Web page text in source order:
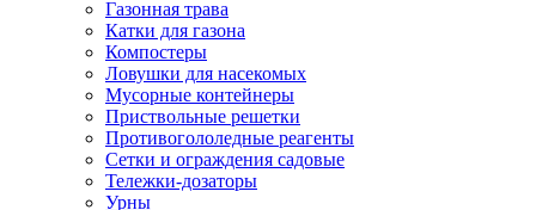
Газонная трава
Катки для газона
Компостеры
Ловушки для насекомых
Мусорные контейнеры
Приствольные решетки
Противогололедные реагенты
Сетки и ограждения садовые
Тележки-дозаторы
Урны